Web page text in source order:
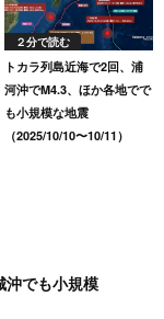
２分で読む
トカラ列島近海で2回、浦
河沖でM4.3、ほか各地でで
も小規模な地震
（2025/10/10〜10/11）
沖でも小規模